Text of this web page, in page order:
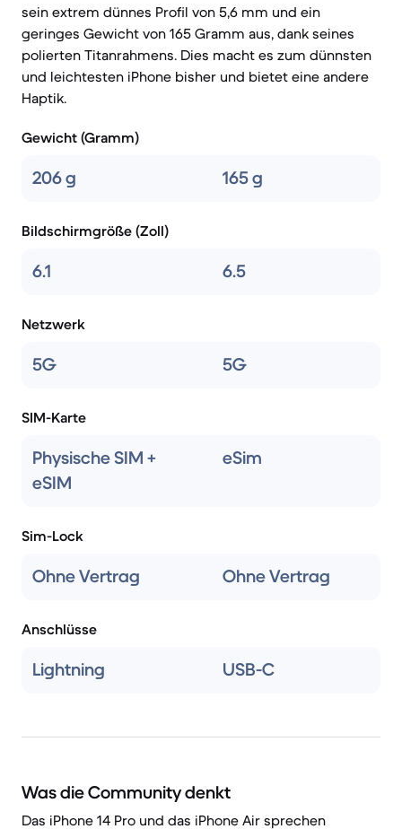
sein extrem dünnes Profil von 5,6 mm und ein
geringes Gewicht von 165 Gramm aus, dank seines
polierten Titanrahmens. Dies macht es zum dünnsten
und leichtesten iPhone bisher und bietet eine andere
Haptik.
Gewicht (Gramm)
206 g 165 g
Bildschirmgröße (Zoll)
6.1 6.5
Netzwerk
5G 5G
SIM-Karte
Physische SIM +
eSIM
eSim
Sim-Lock
Ohne Vertrag Ohne Vertrag
Anschlüsse
Lightning USB-C
Was die Community denkt
Das iPhone 14 Pro und das iPhone Air sprechen